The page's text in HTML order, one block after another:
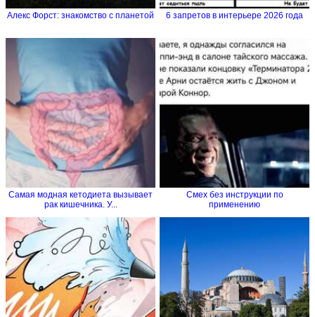
Алекс Форст: знакомство с планетой 6 запретов в интерьере 2026 года
Самая модная кетодиета вызывает
рак кишечника. У...
Смех без инструкции по
применению